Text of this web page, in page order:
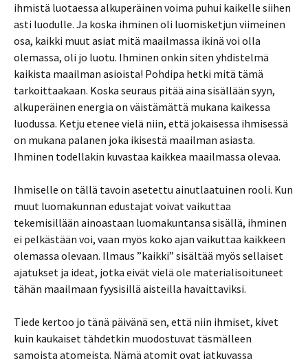
ihmistä luotaessa alkuperäinen voima puhui kaikelle siihen
asti luodulle. Ja koska ihminen oli luomisketjun viimeinen
osa, kaikki muut asiat mitä maailmassa ikinä voi olla
olemassa, oli jo luotu. Ihminen onkin siten yhdistelmä
kaikista maailman asioista! Pohdipa hetki mitä tämä
tarkoittaakaan. Koska seuraus pitää aina sisällään syyn,
alkuperäinen energia on väistämättä mukana kaikessa
luodussa. Ketju etenee vielä niin, että jokaisessa ihmisessä
on mukana palanen joka ikisestä maailman asiasta.
Ihminen todellakin kuvastaa kaikkea maailmassa olevaa.
Ihmiselle on tällä tavoin asetettu ainutlaatuinen rooli. Kun
muut luomakunnan edustajat voivat vaikuttaa
tekemisillään ainoastaan luomakuntansa sisällä, ihminen
ei pelkästään voi, vaan myös koko ajan vaikuttaa kaikkeen
olemassa olevaan. Ilmaus ”kaikki” sisältää myös sellaiset
ajatukset ja ideat, jotka eivät vielä ole materialisoituneet
tähän maailmaan fyysisillä aisteilla havaittaviksi.
Tiede kertoo jo tänä päivänä sen, että niin ihmiset, kivet
kuin kaukaiset tähdetkin muodostuvat täsmälleen
samoista atomeista. Nämä atomit ovat jatkuvassa